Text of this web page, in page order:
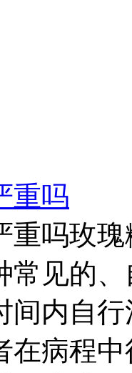
重吗
重吗玫
常见的
间内自
在病程